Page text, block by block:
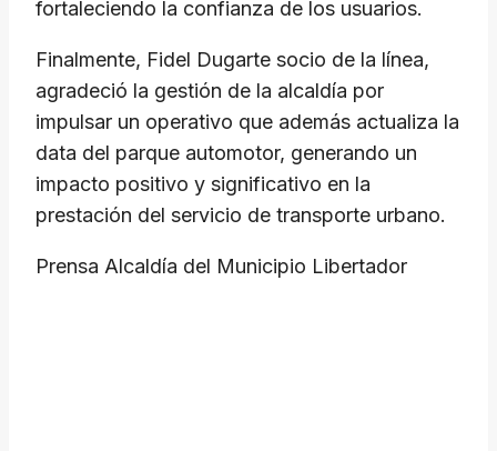
fortaleciendo la confianza de los usuarios.
Finalmente, Fidel Dugarte socio de la línea,
agradeció la gestión de la alcaldía por
impulsar un operativo que además actualiza la
data del parque automotor, generando un
impacto positivo y significativo en la
prestación del servicio de transporte urbano.
Prensa Alcaldía del Municipio Libertador